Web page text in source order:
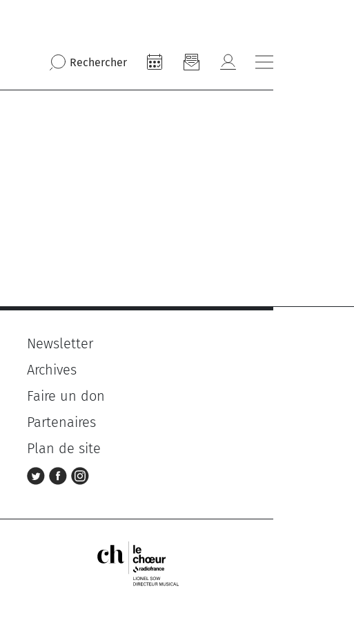
Rechercher
Newsletter
Archives
Faire un don
Partenaires
Plan de site